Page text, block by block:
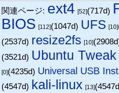
関連ページ: ext4 [52](717d)
BIOS [112](1047d) UFS [10]
(2537d) resize2fs [10]
(3521d) Ubuntu Tweak
[0](4235d) Universal USB
(4547d) kali-linux [13]